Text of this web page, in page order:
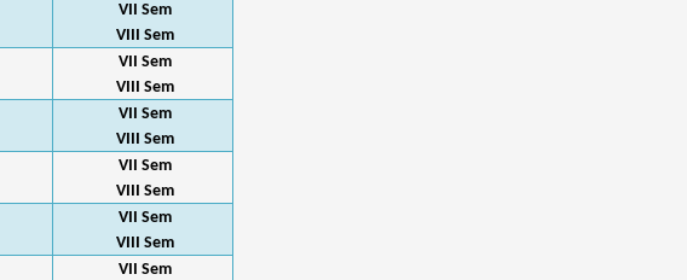
VII Sem
VIII Sem
VII Sem
VIII Sem
VII Sem
VIII Sem
VII Sem
VIII Sem
VII Sem
VIII Sem
VII Sem